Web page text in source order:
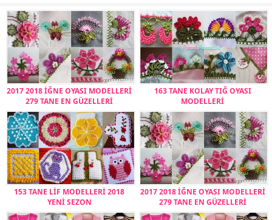
2017 2018 İĞNE OYASI MODELLERİ
279 TANE EN GÜZELLERİ
163 TANE KOLAY TIĞ OYASI
MODELLERİ
153 TANE LİF MODELLERİ 2018
YENİ SEZON
2017 2018 İĞNE OYASI MODELLERİ
279 TANE EN GÜZELLERİ